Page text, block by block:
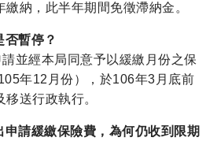
納，此半年期間免徵滯納金。
暫停？
並經本局同意予以緩繳月份之保
年12月份），於106年3月底前
送行政執行。
請緩繳保險費，為何仍收到限期